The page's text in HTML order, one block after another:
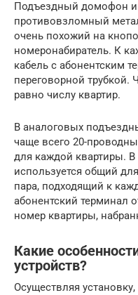
Подъездный домофон
противовзломный
очень похожий на
номеронабиратель. К
кабель с абонентским
переговорной трубкой.
равно числу квартир.
В аналоговых
чаще всего 20-
для каждой квартиры.
используется общий
пара, подходящий к
абонентский терминал
номер квартиры,
Какие
устройств?
Осуществляя